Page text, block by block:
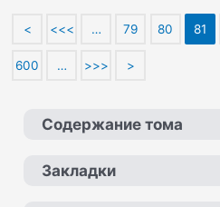
< <<< … 79 80 81
600 … >>> >
Содержание тома
Закладки